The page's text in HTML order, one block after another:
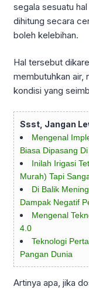
segala sesuatu
dihitung secara
boleh kelebihan.
Hal tersebut
membutuhkan air,
kondisi yang
Ssst, Jangan
Mengenal
Biasa Dipasang
Inilah Irigasi
Murah) Tapi
Di Balik
Dampak Negatif
Mengenal
4.0
Teknologi
Pangan Dunia
Artinya apa, jika